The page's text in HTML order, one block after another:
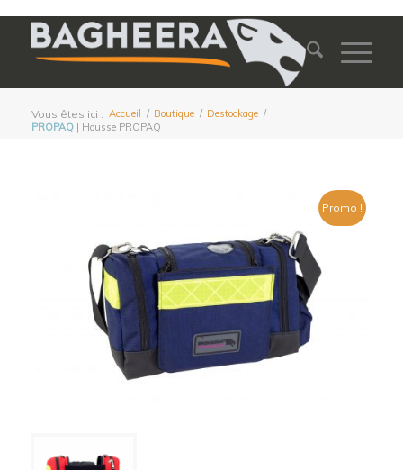
Vous êtes ici : Accueil / Boutique / Destockage /
PROPAQ | Housse PROPAQ
Promo !